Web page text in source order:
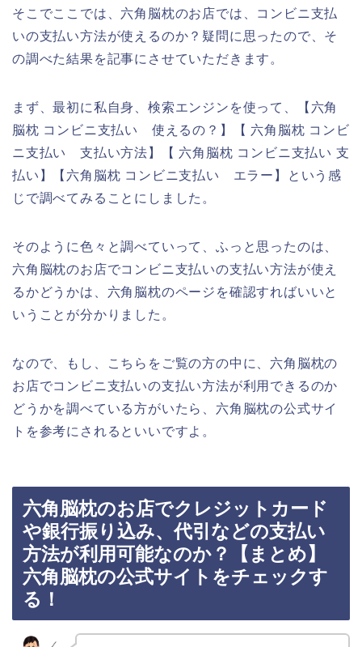
そこでここでは、六角脳枕のお店では、コンビニ支払
いの支払い方法が使えるのか？疑問に思ったので、そ
の調べた結果を記事にさせていただきます。
まず、最初に私自身、検索エンジンを使って、【六角
脳枕 コンビニ支払い 使えるの？】【 六角脳枕 コンビ
ニ支払い 支払い方法】【 六角脳枕 コンビニ支払い 支
払い】【六角脳枕 コンビニ支払い エラー】という感
じで調べてみることにしました。
そのように色々と調べていって、ふっと思ったのは、
六角脳枕のお店でコンビニ支払いの支払い方法が使え
るかどうかは、六角脳枕のページを確認すればいいと
いうことが分かりました。
なので、もし、こちらをご覧の方の中に、六角脳枕の
お店でコンビニ支払いの支払い方法が利用できるのか
どうかを調べている方がいたら、六角脳枕の公式サイ
トを参考にされるといいですよ。
六角脳枕のお店でクレジットカード
や銀行振り込み、代引などの支払い
方法が利用可能なのか？【まとめ】
六角脳枕の公式サイトをチェックす
る！